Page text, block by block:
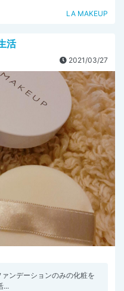
LA MAKEUP
活
2021/03/27
ンデーションのみの化粧を
...